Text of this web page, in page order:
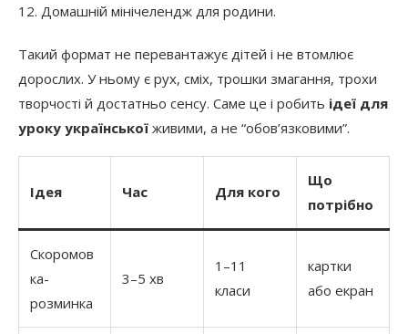
Домашній мінічелендж для родини.
Такий формат не перевантажує дітей і не втомлює
дорослих. У ньому є рух, сміх, трошки змагання, трохи
творчості й достатньо сенсу. Саме це і робить ідеї для
уроку української живими, а не “обов’язковими”.
Ідея Час Для кого
Що
потрібно
Скоромов
ка-
розминка
3–5 хв
1–11
класи
картки
або екран